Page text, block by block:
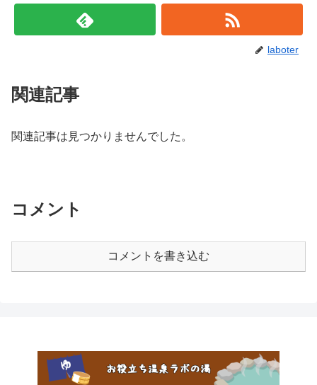
laboter
関連記事
関連記事は見つかりませんでした。
コメント
コメントを書き込む